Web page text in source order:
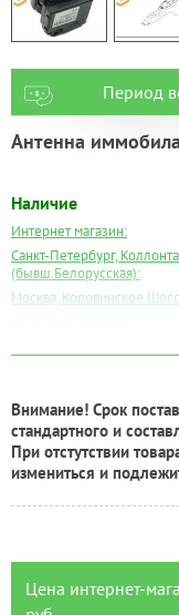
Период
Антенна
Наличие
Интернет магазин:
Санкт-Петербург,
(бывш.Белорусская):
Москва, Коровинское
Самара:
Тверь:
Тюмень:
Внимание! Срок
стандартного и
При отстутствии
измениться и
Цена интернет-